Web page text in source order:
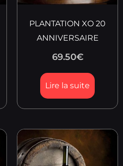
PLANTATION XO 20
ANNIVERSAIRE
69.50€
Lire la suite